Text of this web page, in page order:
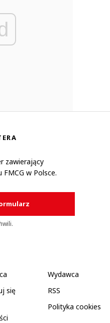
zawierający
w Polsce.
Wydawca
się
RSS
Polityka cookies